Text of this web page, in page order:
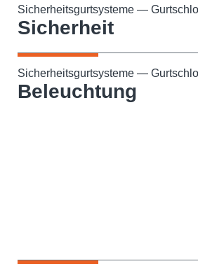
Sicherheitsgurtsysteme —
Sicherheit
Sicherheitsgurtsysteme —
Beleuchtung